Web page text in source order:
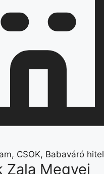
CSOK, Babaváró hitel
Zala Megyei